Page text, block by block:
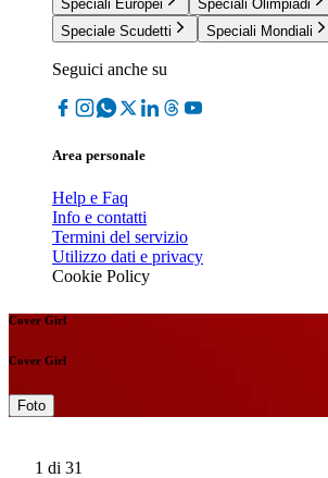
Speciali Europei
Speciali Olimpiadi
Speciale Scudetti
Speciali Mondiali
Seguici anche su
Area personale
Help e Faq
Info e contatti
Termini del servizio
Utilizzo dati e privacy
Cookie Policy
Cover Girl
Cover Girl
Foto
1 di 31